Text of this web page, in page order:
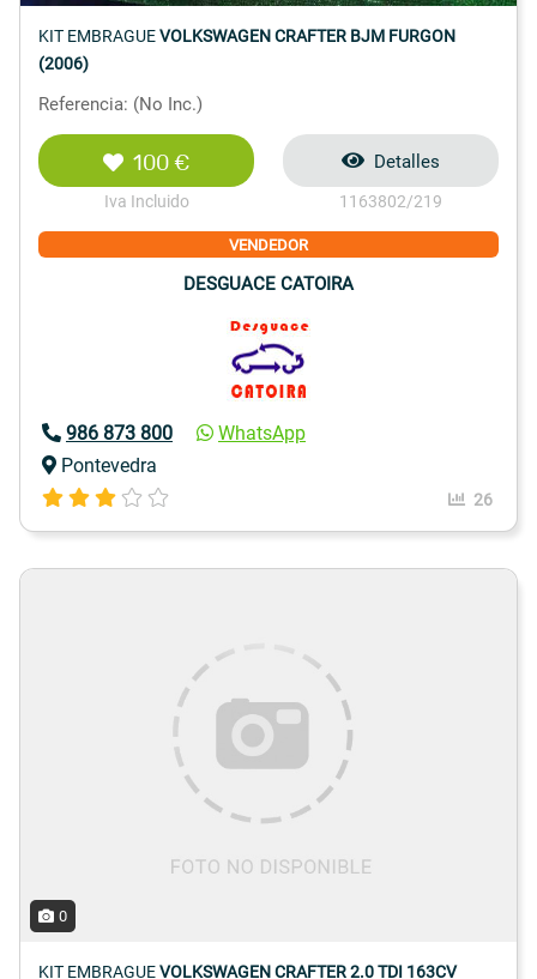
KIT EMBRAGUEVOLKSWAGEN CRAFTER BJM FURGON
(2006)
Referencia: (No Inc.)
100 €
Iva Incluido
Detalles
1163802/219
VENDEDOR
DESGUACE CATOIRA
986 873 800
WhatsApp
Pontevedra
26
0
KIT EMBRAGUEVOLKSWAGEN CRAFTER 2.0 TDI 163CV